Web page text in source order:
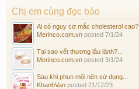
Chị em cùng đọc báo
Ai có nguy cơ mắc cholesterol cao?
Merinco.com.vn posted 7/1/24
Tại sao vết thương lâu lành?...
Merinco.com.vn posted 3/1/24
Sau khi phun môi nên sử dụng...
KhanhVan posted 21/12/23